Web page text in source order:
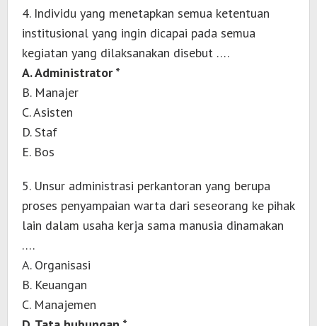
4. Individu yang menetapkan semua ketentuan
institusional yang ingin dicapai pada semua
kegiatan yang dilaksanakan disebut ….
A. Administrator *
B. Manajer
C. Asisten
D. Staf
E. Bos
5. Unsur administrasi perkantoran yang berupa
proses penyampaian warta dari seseorang ke pihak
lain dalam usaha kerja sama manusia dinamakan
….
A. Organisasi
B. Keuangan
C. Manajemen